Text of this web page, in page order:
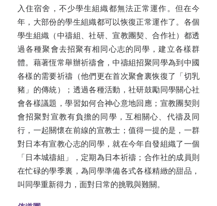
入住宿舍，不少學生組織都無法正常運作。但在今
年，大部份的學生組織都可以恢復正常運作了。各個
學生組織（中禱組、社研、宣教團契、合作社）都透
過各種聚會去招聚有相同心志的同學，建立各樣群
體。藉著恆常舉辦祈禱會，中禱組招聚同學為到中國
各樣的需要祈禱（他們更在首次聚會裏恢復了「切乳
豬」的傳統）；透過各種活動，社研鼓勵同學關心社
會各樣議題，學習如何合神心意地回應；宣教團契則
會招聚對宣教有負擔的同學，互相關心、代禱及同
行，一起關懷在前線的宣教士；值得一提的是，一群
對日本有宣教心志的同學，就在今年自發組織了一個
「日本城禱組」，定期為日本祈禱；合作社的成員則
在忙碌的學季裏，為同學準備各式各樣精緻的甜品，
叫同學重新得力，面對日常的挑戰與難關。